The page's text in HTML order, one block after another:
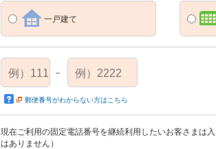
一戸建て
－
郵便番号がわからない方はこちら
現在ご利用の固定電話番号を継続利用したいお客さまは
はありません）